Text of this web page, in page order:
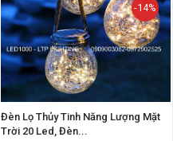
-14%
Đèn Lọ Thủy Tinh Năng Lượng Mặt
Trời 20 Led, Đèn...